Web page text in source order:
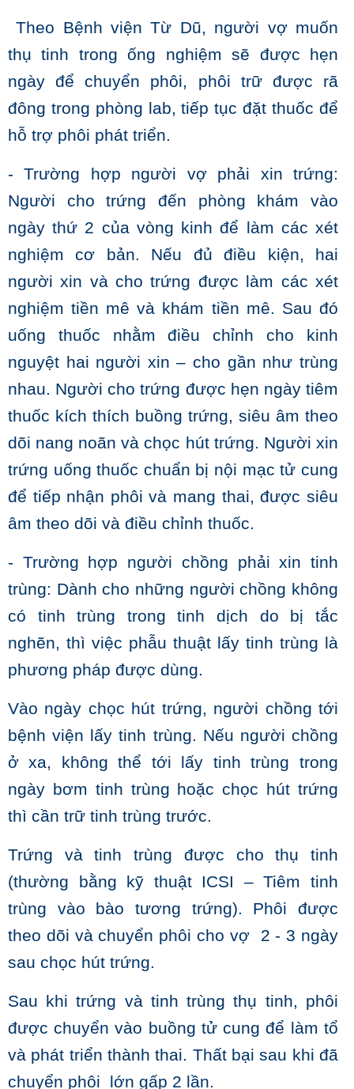
Theo Bệnh viện Từ Dũ, người vợ muốn
thụ tinh trong ống nghiệm sẽ được hẹn
ngày để chuyển phôi, phôi trữ được rã
đông trong phòng lab, tiếp tục đặt thuốc để
hỗ trợ phôi phát triển.
- Trường hợp người vợ phải xin trứng:
Người cho trứng đến phòng khám vào
ngày thứ 2 của vòng kinh để làm các xét
nghiệm cơ bản. Nếu đủ điều kiện, hai
người xin và cho trứng được làm các xét
nghiệm tiền mê và khám tiền mê. Sau đó
uống thuốc nhằm điều chỉnh cho kinh
nguyệt hai người xin – cho gần như trùng
nhau. Người cho trứng được hẹn ngày tiêm
thuốc kích thích buồng trứng, siêu âm theo
dõi nang noãn và chọc hút trứng. Người xin
trứng uống thuốc chuẩn bị nội mạc tử cung
để tiếp nhận phôi và mang thai, được siêu
âm theo dõi và điều chỉnh thuốc.
- Trường hợp người chồng phải xin tinh
trùng: Dành cho những người chồng không
có tinh trùng trong tinh dịch do bị tắc
nghẽn, thì việc phẫu thuật lấy tinh trùng là
phương pháp được dùng.
Vào ngày chọc hút trứng, người chồng tới
bệnh viện lấy tinh trùng. Nếu người chồng
ở xa, không thể tới lấy tinh trùng trong
ngày bơm tinh trùng hoặc chọc hút trứng
thì cần trữ tinh trùng trước.
Trứng và tinh trùng được cho thụ tinh
(thường bằng kỹ thuật ICSI – Tiêm tinh
trùng vào bào tương trứng). Phôi được
theo dõi và chuyển phôi cho vợ 2 - 3 ngày
sau chọc hút trứng.
Sau khi trứng và tinh trùng thụ tinh, phôi
được chuyển vào buồng tử cung để làm tổ
và phát triển thành thai. Thất bại sau khi đã
chuyển phôi lớn gấp 2 lần.